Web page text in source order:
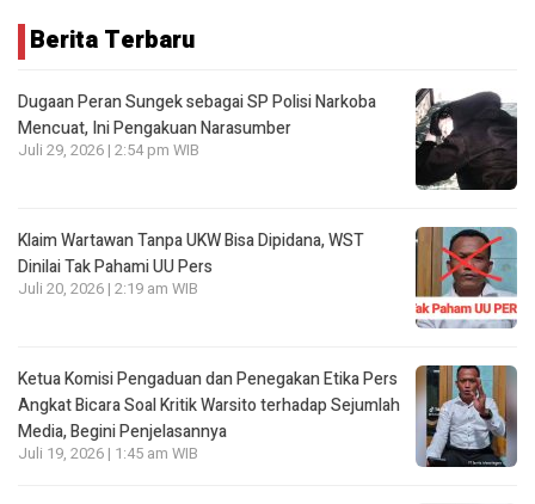
Berita Terbaru
Dugaan Peran Sungek sebagai SP Polisi Narkoba
Mencuat, Ini Pengakuan Narasumber
Juli 29, 2026 | 2:54 pm WIB
Klaim Wartawan Tanpa UKW Bisa Dipidana, WST
Dinilai Tak Pahami UU Pers
Juli 20, 2026 | 2:19 am WIB
Ketua Komisi Pengaduan dan Penegakan Etika Pers
Angkat Bicara Soal Kritik Warsito terhadap Sejumlah
Media, Begini Penjelasannya
Juli 19, 2026 | 1:45 am WIB